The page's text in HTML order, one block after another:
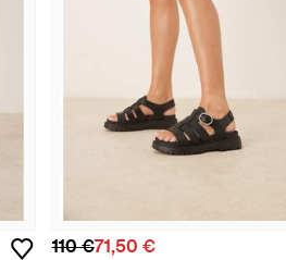
110 €71,50 €